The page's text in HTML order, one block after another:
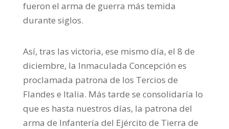
fueron el arma de guerra más temida
durante siglos.
Así, tras las victoria, ese mismo día, el 8 de
diciembre, la Inmaculada Concepción es
proclamada patrona de los Tercios de
Flandes e Italia. Más tarde se consolidaría lo
que es hasta nuestros días, la patrona del
arma de Infantería del Ejército de Tierra de